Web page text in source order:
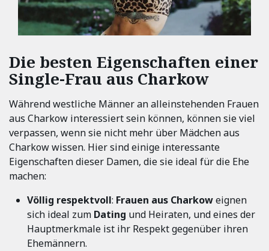
Die besten Eigenschaften einer
Single-Frau aus Charkow
Während westliche Männer an alleinstehenden Frauen
aus Charkow interessiert sein können, können sie viel
verpassen, wenn sie nicht mehr über Mädchen aus
Charkow wissen. Hier sind einige interessante
Eigenschaften dieser Damen, die sie ideal für die Ehe
machen:
Völlig respektvoll: Frauen aus Charkoweignen
sich ideal zum Dating und Heiraten, und eines der
Hauptmerkmale ist ihr Respekt gegenüber ihren
Ehemännern.